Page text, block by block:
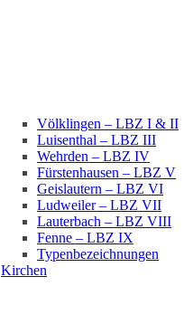
Völklingen – LBZ I & II
Luisenthal – LBZ III
Wehrden – LBZ IV
Fürstenhausen – LBZ V
Geislautern – LBZ VI
Ludweiler – LBZ VII
Lauterbach – LBZ VIII
Fenne – LBZ IX
Typenbezeichnungen
Kirchen